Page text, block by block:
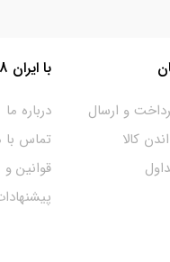
و ارسال
کالا
با ایران 58
درباره ما
تماس با
قوانین و